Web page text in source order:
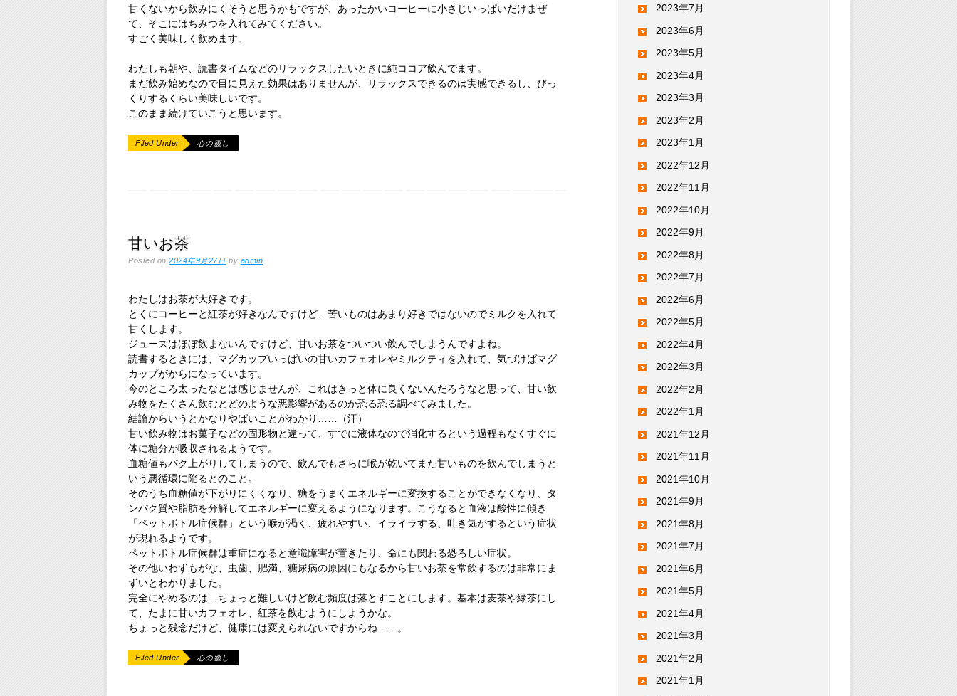
甘くないから飲みにくそうと思うかもですが、あったかいコーヒーに小さじいっぱいだけまぜ
て、そこにはちみつを入れてみてください。
すごく美味しく飲めます。
わたしも朝や、読書タイムなどのリラックスしたいときに純ココア飲んでます。
まだ飲み始めなので目に見えた効果はありませんが、リラックスできるのは実感できるし、びっ
くりするくらい美味しいです。
このまま続けていこうと思います。
Filed Under 心の癒し
甘いお茶
Posted on2024年9月27日 by admin
わたしはお茶が大好きです。
とくにコーヒーと紅茶が好きなんですけど、苦いものはあまり好きではないのでミルクを入れて
甘くします。
ジュースはほぼ飲まないんですけど、甘いお茶をついつい飲んでしまうんですよね。
読書するときには、マグカップいっぱいの甘いカフェオレやミルクティを入れて、気づけばマグ
カップがからになっています。
今のところ太ったなとは感じませんが、これはきっと体に良くないんだろうなと思って、甘い飲
み物をたくさん飲むとどのような悪影響があるのか恐る恐る調べてみました。
結論からいうとかなりやばいことがわかり……（汗）
甘い飲み物はお菓子などの固形物と違って、すでに液体なので消化するという過程もなくすぐに
体に糖分が吸収されるようです。
血糖値もバク上がりしてしまうので、飲んでもさらに喉が乾いてまた甘いものを飲んでしまうと
いう悪循環に陥るとのこと。
そのうち血糖値が下がりにくくなり、糖をうまくエネルギーに変換することができなくなり、タ
ンパク質や脂肪を分解してエネルギーに変えるようになります。こうなると血液は酸性に傾き
「ペットボトル症候群」という喉が渇く、疲れやすい、イライラする、吐き気がするという症状
が現れるようです。
ペットボトル症候群は重症になると意識障害が置きたり、命にも関わる恐ろしい症状。
その他いわずもがな、虫歯、肥満、糖尿病の原因にもなるから甘いお茶を常飲するのは非常にま
ずいとわかりました。
完全にやめるのは…ちょっと難しいけど飲む頻度は落とすことにします。基本は麦茶や緑茶にし
て、たまに甘いカフェオレ、紅茶を飲むようにしようかな。
ちょっと残念だけど、健康には変えられないですからね……。
Filed Under 心の癒し
2023年7月
2023年6月
2023年5月
2023年4月
2023年3月
2023年2月
2023年1月
2022年12月
2022年11月
2022年10月
2022年9月
2022年8月
2022年7月
2022年6月
2022年5月
2022年4月
2022年3月
2022年2月
2022年1月
2021年12月
2021年11月
2021年10月
2021年9月
2021年8月
2021年7月
2021年6月
2021年5月
2021年4月
2021年3月
2021年2月
2021年1月